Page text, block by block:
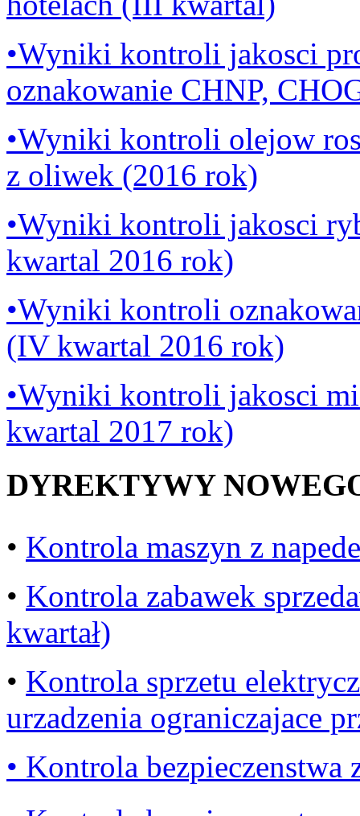
•Wyniki kontroli jakosci
oznakowanie CHNP,
•Wyniki kontroli olejow
z oliwek (2016 rok)
•Wyniki kontroli jakosci
kwartal 2016 rok)
•Wyniki kontroli
(IV kwartal 2016 rok)
•Wyniki kontroli jakosci
kwartal 2017 rok)
DYREKTYWY
• Kontrola maszyn z
• Kontrola zabawek
kwartał)
• Kontrola sprzetu
urzadzenia ograniczajace
• Kontrola